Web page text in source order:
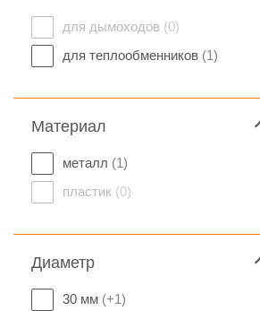
для дымоходов (0)
для теплообменников (1)
Материал
металл (1)
пластик (0)
Диаметр
30 мм (+1)